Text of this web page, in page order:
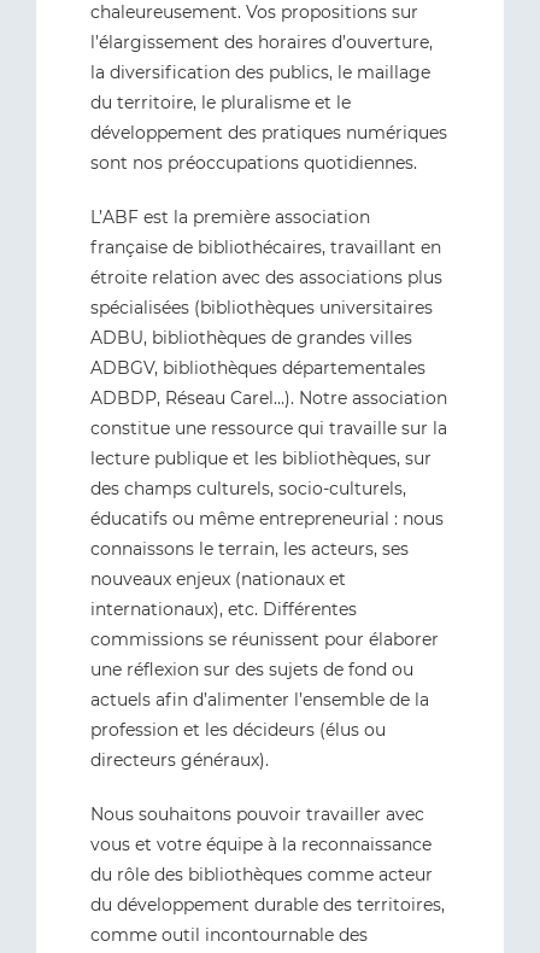
chaleureusement. Vos propositions sur
l’élargissement des horaires d’ouverture,
la diversification des publics, le maillage
du territoire, le pluralisme et le
développement des pratiques numériques
sont nos préoccupations quotidiennes.
L’ABF est la première association
française de bibliothécaires, travaillant en
étroite relation avec des associations plus
spécialisées (bibliothèques universitaires
ADBU, bibliothèques de grandes villes
ADBGV, bibliothèques départementales
ADBDP, Réseau Carel…). Notre association
constitue une ressource qui travaille sur la
lecture publique et les bibliothèques, sur
des champs culturels, socio-culturels,
éducatifs ou même entrepreneurial : nous
connaissons le terrain, les acteurs, ses
nouveaux enjeux (nationaux et
internationaux), etc. Différentes
commissions se réunissent pour élaborer
une réflexion sur des sujets de fond ou
actuels afin d’alimenter l’ensemble de la
profession et les décideurs (élus ou
directeurs généraux).
Nous souhaitons pouvoir travailler avec
vous et votre équipe à la reconnaissance
du rôle des bibliothèques comme acteur
du développement durable des territoires,
comme outil incontournable des